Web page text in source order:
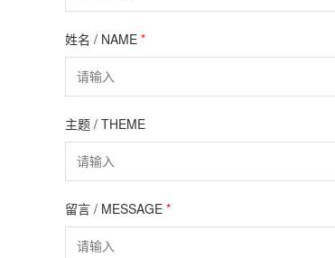
姓名 / NAME *
主题 / THEME
留言 / MESSAGE *